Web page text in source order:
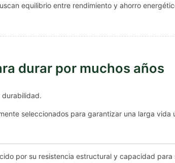
equilibrio entre rendimiento y ahorro
durar por muchos años
durabilidad.
seleccionados para garantizar una larga
por su resistencia estructural y capacidad